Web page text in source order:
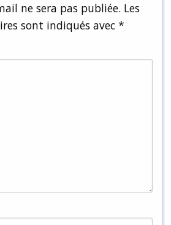
ne sera pas publiée. Les
sont indiqués avec *